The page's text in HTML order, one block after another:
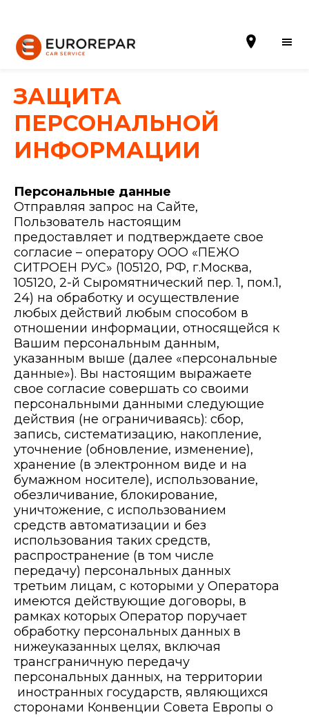
Записаться на ремонт автомобиля
Наши Акции
НАШИ УСЛУГИ
НАШИ НОВОСТИ
НАША ГАММА ЗАПАСНЫХ ЧАСТЕЙ
Свяжитесь с нами
Все сервисные центры
Добавить сеть
ЗАЩИТА
ПЕРСОНАЛЬНОЙ
ИНФОРМАЦИИ
Персональные данные
Отправляя запрос на Сайте,
Пользователь настоящим
предоставляет и подтверждаете свое
согласие – оператору ООО «ПЕЖО
СИТРОЕН РУС» (105120, РФ, г.Москва,
105120, 2-й Сыромятнический пер. 1, пом.1,
24) на обработку и осуществление
любых действий любым способом в
отношении информации, относящейся к
Вашим персональным данным,
указанным выше (далее «персональные
данные»). Вы настоящим выражаете
свое согласие совершать со своими
персональными данными следующие
действия (не ограничиваясь): сбор,
запись, систематизацию, накопление,
уточнение (обновление, изменение),
хранение (в электронном виде и на
бумажном носителе), использование,
обезличивание, блокирование,
уничтожение, с использованием
средств автоматизации и без
использования таких средств,
распространение (в том числе
передачу) персональных данных
третьим лицам, с которыми у Оператора
имеются действующие договоры, в
рамках которых Оператор поручает
обработку персональных данных в
нижеуказанных целях, включая
трансграничную передачу
персональных данных, на территории
иностранных государств, являющихся
сторонами Конвенции Совета Европы о